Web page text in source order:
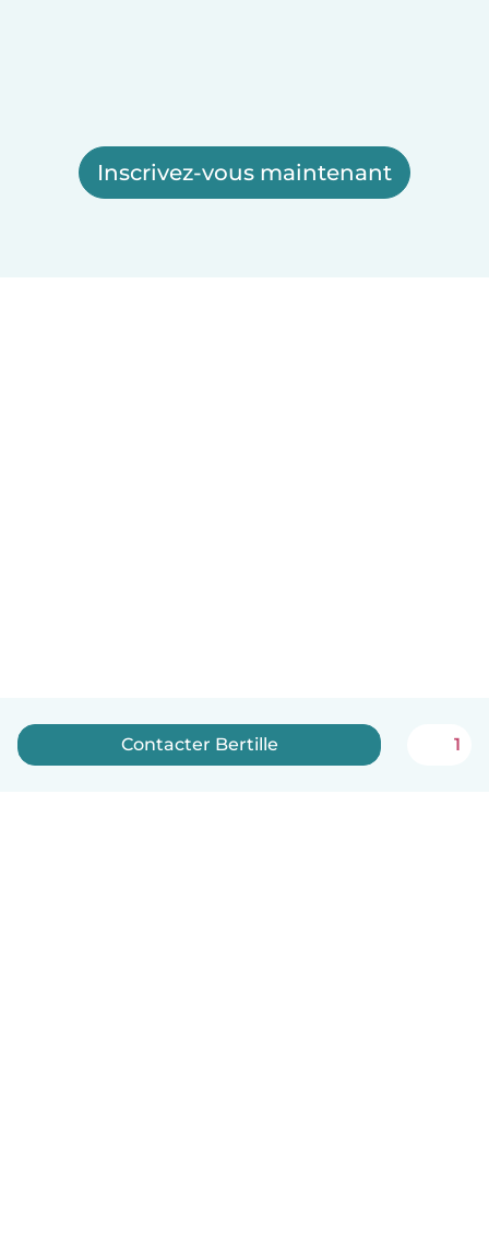
Inscrivez-vous maintenant
Contacter Bertille 1